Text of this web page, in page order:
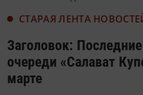
СТАРАЯ ЛЕНТА
Заголовок:
очереди «Салават
марте